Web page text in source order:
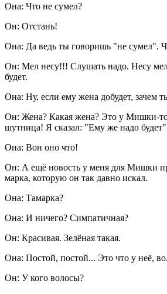
Она: Что не сумел?
Он: Отстань!
Она: Да ведь ты говоришь "не сумел".
Он: Мел несу!!! Слушать надо. Несу
будет.
Она: Ну, если ему жена добудет, зачем
Он: Жена? Какая жена? Это у Мишки-
шутница! Я сказал: "Ему же надо
Она: Вон оно что!
Он: А ещё новость у меня для Мишки
марка, которую он так давно искал.
Она: Тамарка?
Она: И ничего? Симпатичная?
Он: Красивая. Зелёная такая.
Она: Постой, постой... Это что у неё,
Он: У кого волосы?